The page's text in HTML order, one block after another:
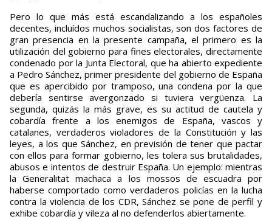
Pero lo que más está escandalizando a los españoles
decentes, incluídos muchos socialistas, son dos factores de
gran presencia en la presente campaña, el primero es la
utilización del gobierno para fines electorales, directamente
condenado por la Junta Electoral, que ha abierto expediente
a Pedro Sánchez, primer presidente del gobierno de España
que es apercibido por tramposo, una condena por la que
debería sentirse avergonzado si tuviera vergüenza. La
segunda, quizás la más grave, es su actitud de cautela y
cobardía frente a los enemigos de España, vascos y
catalanes, verdaderos violadores de la Constitución y las
leyes, a los que Sánchez, en previsión de tener que pactar
con ellos para formar gobierno, les tolera sus brutalidades,
abusos e intentos de destruir España. Un ejemplo: mientras
la Generalitat machaca a los mossos de escuadra por
haberse comportado como verdaderos policías en la lucha
contra la violencia de los CDR, Sánchez se pone de perfil y
exhibe cobardía y vileza al no defenderlos abiertamente.